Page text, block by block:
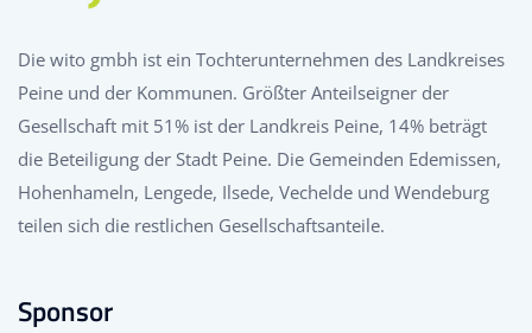
Die wito gmbh ist ein Tochterunternehmen des Landkreises
Peine und der Kommunen. Größter Anteilseigner der
Gesellschaft mit 51% ist der Landkreis Peine, 14% beträgt
die Beteiligung der Stadt Peine. Die Gemeinden Edemissen,
Hohenhameln, Lengede, Ilsede, Vechelde und Wendeburg
teilen sich die restlichen Gesellschaftsanteile.
Sponsor